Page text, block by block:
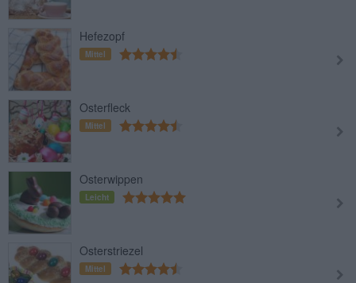
Hefezopf
Mittel
Osterfleck
Mittel
Osterwippen
Leicht
Osterstriezel
Mittel